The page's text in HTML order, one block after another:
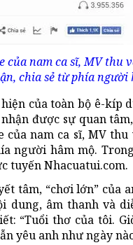
của nam ca sĩ, MV thu
chia sẻ từ phía người
của toàn bộ ê-kíp
được sự quan
của nam ca sĩ, MV
người hâm mộ.
tuyến Nhacuatui.com.
tâm, “chơi lớn” của
dung, âm thanh và
“Tuổi thơ của tôi.
yêu anh như ngày